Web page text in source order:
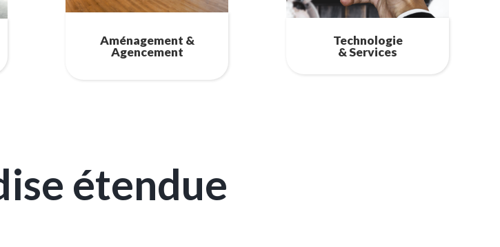
Aménagement &
Agencement
Technologie
& Services
étendue